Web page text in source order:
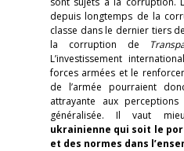
depuis longtemps de la
classe dans le dernier tiers
la corruption de
L’investissement
forces armées et le
de l’armée pourraient
attrayante aux
généralisée. Il vaut
ukrainienne qui soit le
et des normes dans